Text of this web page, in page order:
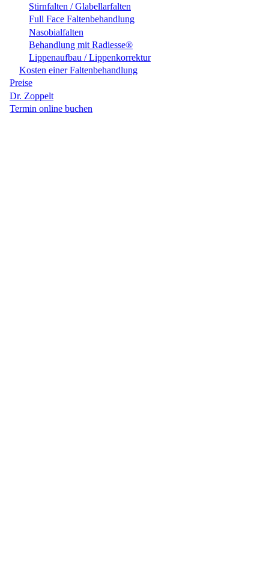
Stirnfalten / Glabellarfalten
Full Face Faltenbehandlung
Nasobialfalten
Behandlung mit Radiesse®
Lippenaufbau / Lippenkorrektur
Kosten einer Faltenbehandlung
Preise
Dr. Zoppelt
Termin online buchen